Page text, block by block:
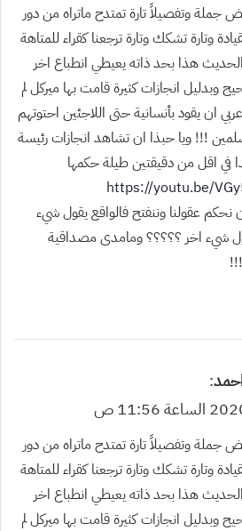
جملة وتفصيلاً تارة تمتدح ماتراه من دور
وتارة تشكك وتارة ترجعنا كقراء للمتاهة
الحديث هذا بحد ذاته يعيطي انطباع اخر
وبدليل انجازات كثيرة قامت بها ميركل لم
ان يقود بأنسانية حتى اللاجئين احتوتهم
!!! ويا حبذا ان تشاهد انجازات رئيسة
في اقل من دقيقتين طيلة حكمها
https://youtu.be/
نحكم عقولنا وننفتح فالواقع يقول شيء
شيء اخر ؟؟؟؟؟ ومامدى مصداقية
:
جملة وتفصيلاً تارة تمتدح ماتراه من دور
وتارة تشكك وتارة ترجعنا كقراء للمتاهة
الحديث هذا بحد ذاته يعيطي انطباع اخر
وبدليل انجازات كثيرة قامت بها ميركل لم